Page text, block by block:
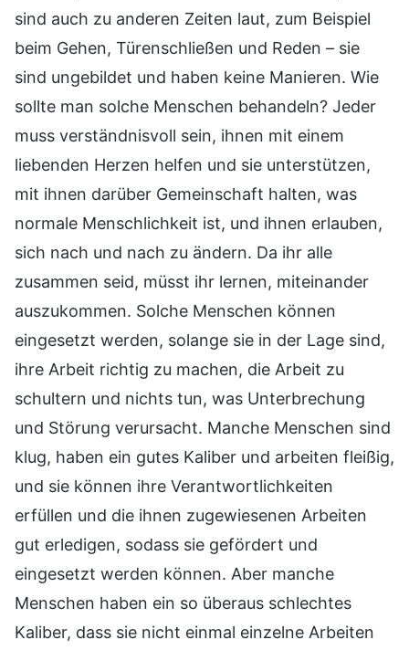
sind auch zu anderen Zeiten laut, zum Beispiel
beim Gehen, Türenschließen und Reden – sie
sind ungebildet und haben keine Manieren. Wie
sollte man solche Menschen behandeln? Jeder
muss verständnisvoll sein, ihnen mit einem
liebenden Herzen helfen und sie unterstützen,
mit ihnen darüber Gemeinschaft halten, was
normale Menschlichkeit ist, und ihnen erlauben,
sich nach und nach zu ändern. Da ihr alle
zusammen seid, müsst ihr lernen, miteinander
auszukommen. Solche Menschen können
eingesetzt werden, solange sie in der Lage sind,
ihre Arbeit richtig zu machen, die Arbeit zu
schultern und nichts tun, was Unterbrechung
und Störung verursacht. Manche Menschen sind
klug, haben ein gutes Kaliber und arbeiten fleißig,
und sie können ihre Verantwortlichkeiten
erfüllen und die ihnen zugewiesenen Arbeiten
gut erledigen, sodass sie gefördert und
eingesetzt werden können. Aber manche
Menschen haben ein so überaus schlechtes
Kaliber, dass sie nicht einmal einzelne Arbeiten